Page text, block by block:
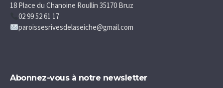
18 Place du Chanoine Roullin 35170 Bruz
02 99 52 61 17
paroissesrivesdelaseiche@gmail.com
Abonnez-vous à notre newsletter